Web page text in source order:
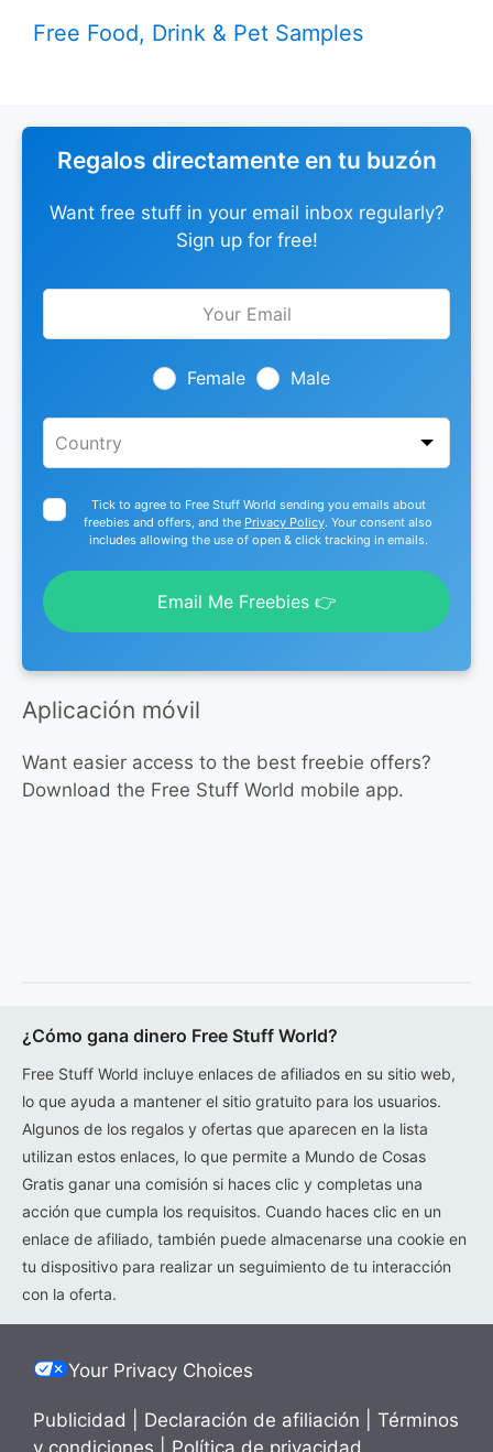
Free Food, Drink & Pet Samples
Regalos directamente en tu buzón
Want free stuff in your email inbox regularly?
Sign up for free!
Leave
Female Male
Tick to agree to Free Stuff World sending you emails about
freebies and offers, and the Privacy Policy. Your consent also
includes allowing the use of open & click tracking in emails.
Email Me Freebies 👉
Aplicación móvil
Want easier access to the best freebie offers?
Download the Free Stuff World mobile app.
¿Cómo gana dinero Free Stuff World?
Free Stuff World incluye enlaces de afiliados en su sitio web,
lo que ayuda a mantener el sitio gratuito para los usuarios.
Algunos de los regalos y ofertas que aparecen en la lista
utilizan estos enlaces, lo que permite a Mundo de Cosas
Gratis ganar una comisión si haces clic y completas una
acción que cumpla los requisitos. Cuando haces clic en un
enlace de afiliado, también puede almacenarse una cookie en
tu dispositivo para realizar un seguimiento de tu interacción
con la oferta.
Your Privacy Choices
Publicidad Declaración de afiliación
Términos